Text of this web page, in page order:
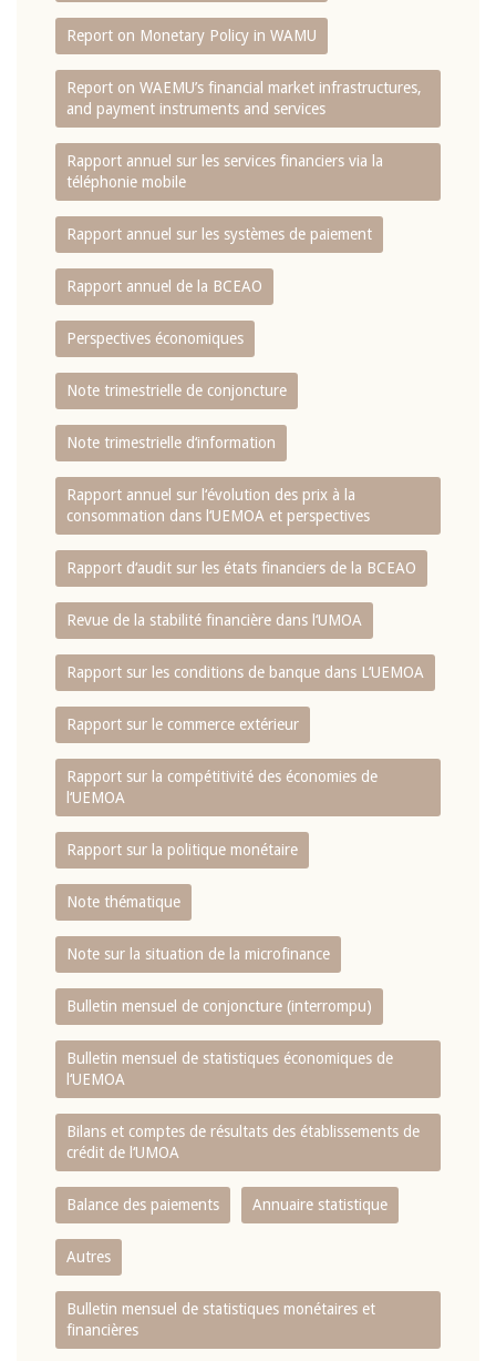
Report on Monetary Policy in WAMU
Report on WAEMU’s financial market infrastructures,
and payment instruments and services
Rapport annuel sur les services financiers via la
téléphonie mobile
Rapport annuel sur les systèmes de paiement
Rapport annuel de la BCEAO
Perspectives économiques
Note trimestrielle de conjoncture
Note trimestrielle d‘information
Rapport annuel sur l‘évolution des prix à la
consommation dans l‘UEMOA et perspectives
Rapport d‘audit sur les états financiers de la BCEAO
Revue de la stabilité financière dans l‘UMOA
Rapport sur les conditions de banque dans L‘UEMOA
Rapport sur le commerce extérieur
Rapport sur la compétitivité des économies de
l‘UEMOA
Rapport sur la politique monétaire
Note thématique
Note sur la situation de la microfinance
Bulletin mensuel de conjoncture (interrompu)
Bulletin mensuel de statistiques économiques de
l‘UEMOA
Bilans et comptes de résultats des établissements de
crédit de l‘UMOA
Balance des paiements Annuaire statistique
Autres
Bulletin mensuel de statistiques monétaires et
financières